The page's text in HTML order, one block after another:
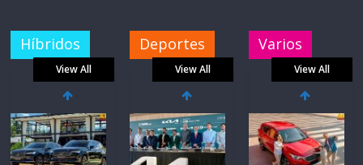
Híbridos
View All
Deportes
View All
Varios
View All